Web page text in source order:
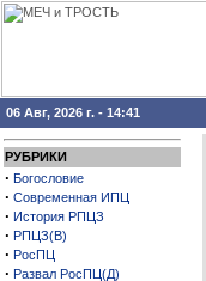
06 Авг, 2026 г. - 14:41
РУБРИКИ
· Богословие
· Современная ИПЦ
· История РПЦЗ
· РПЦЗ(В)
· РосПЦ
· Развал РосПЦ(Д)